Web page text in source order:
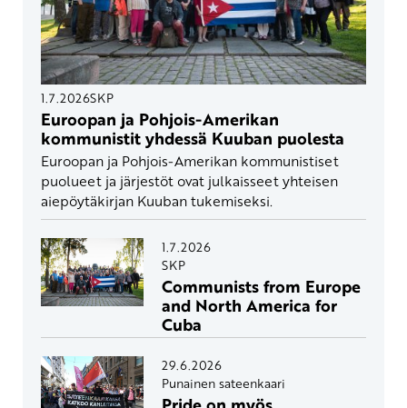
1.7.2026SKP
Euroopan ja Pohjois-Amerikan
kommunistit yhdessä Kuuban puolesta
Euroopan ja Pohjois-Amerikan kommunistiset
puolueet ja järjestöt ovat julkaisseet yhteisen
aiepöytäkirjan Kuuban tukemiseksi.
1.7.2026
SKP
Communists from Europe
and North America for
Cuba
29.6.2026
Punainen sateenkaari